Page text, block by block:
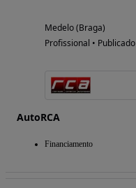
Medelo (Braga)
Profissional • Publicado
AutoRCA
Financiamento